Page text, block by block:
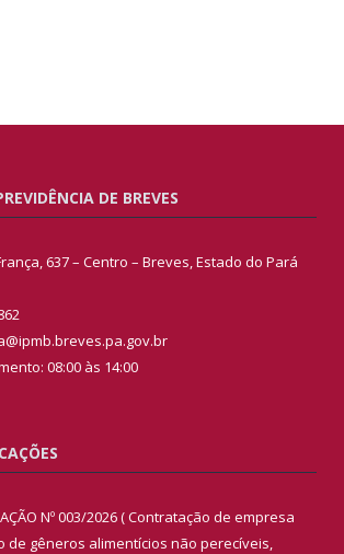
DE BREVES
637 – Centro – Breves, Estado do Pará
08:00 às 14:00
Nº 003/2026 ( Contratação de empresa
de gêneros alimentícios não perecíveis,